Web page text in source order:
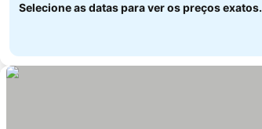
Selecione as datas para ver os preços exatos.